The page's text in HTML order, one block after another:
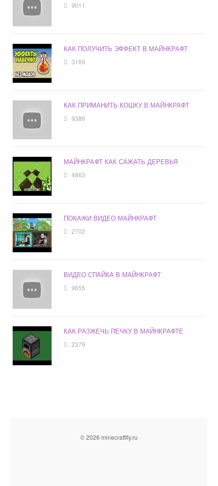
9011
КАК ПОЛУЧИТЬ ЭФФЕКТ В МАЙНКРАФТ
3169
КАК ПРИМАНИТЬ КОШКУ В МАЙНКРАФТ
9386
МАЙНКРАФТ КАК САЖАТЬ ДЕРЕВЬЯ
4863
ПОКАЖИ ВИДЕО МАЙНКРАФТ
2702
ВИДЕО СПАЙКА В МАЙНКРАФТ
9655
КАК РАЗЖЕЧЬ ПЕЧКУ В МАЙНКРАФТЕ
2379
© 2026 minecraftfly.ru